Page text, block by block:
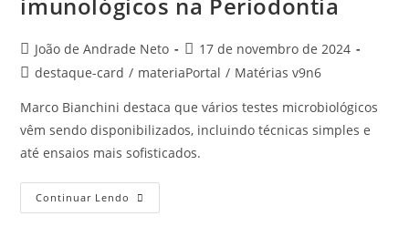
João de Andrade Neto
17 de novembro de 2024
destaque-card / materiaPortal / Matérias v9n6
Marco Bianchini destaca que vários testes microbiológicos
vêm sendo disponibilizados, incluindo técnicas simples e
até ensaios mais sofisticados.
Continuar Lendo